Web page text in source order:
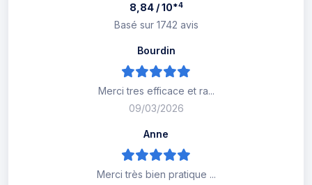
8,84 / 10*4
Basé sur 1742 avis
Bourdin
Merci tres efficace et ra...
09/03/2026
Anne
Merci très bien pratique ...